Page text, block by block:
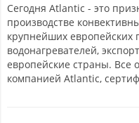
Сегодня Atlantic - это
производстве
крупнейших европейских
водонагревателей,
европейские страны. Все
компанией Atlantic,